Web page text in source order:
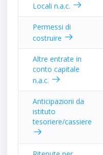
Locali n.a.c.
Permessi di
costruire
Altre entrate in
conto capitale
n.a.c.
Anticipazioni da
istituto
tesoriere/cassiere